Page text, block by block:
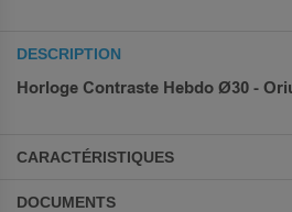
DESCRIPTION
Horloge Contraste Hebdo Ø30 -
CARACTÉRISTIQUES
DOCUMENTS